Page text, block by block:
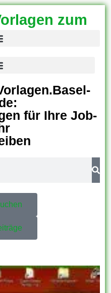
zum
für Ihre Job-